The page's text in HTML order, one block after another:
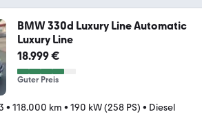
BMW 330d Luxury Line Automatic
Luxury Line
18.999 €
Guter Preis
• 118.000 km • 190 kW (258 PS) • Diesel